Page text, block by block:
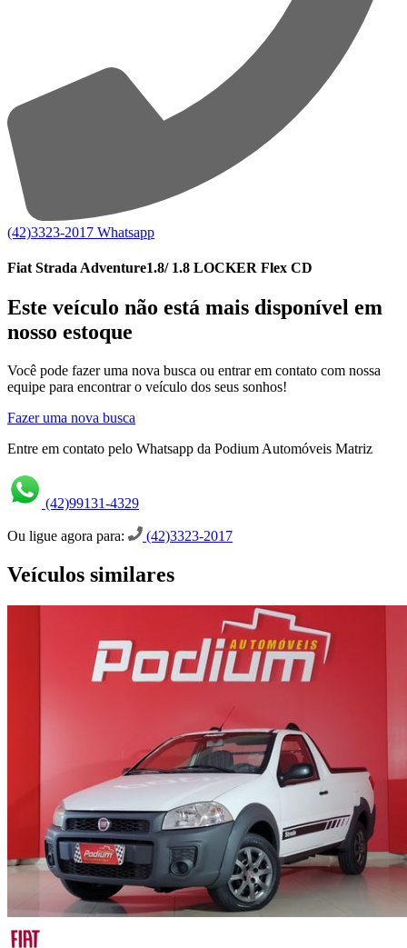
(42)3323-2017 Whatsapp
Fiat Strada Adventure1.8/ 1.8 LOCKER Flex CD
Este veículo não está mais disponível em
nosso estoque
Você pode fazer uma nova busca ou entrar em contato com nossa
equipe para encontrar o veículo dos seus sonhos!
Fazer uma nova busca
Entre em contato pelo Whatsapp da Podium Automóveis Matriz
(42)99131-4329
Ou ligue agora para: (42)3323-2017
Veículos similares